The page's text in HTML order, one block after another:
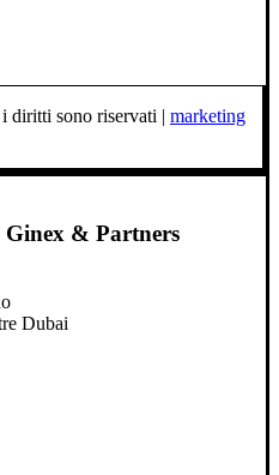
diritti sono riservati | marketing
& Partners
Dubai